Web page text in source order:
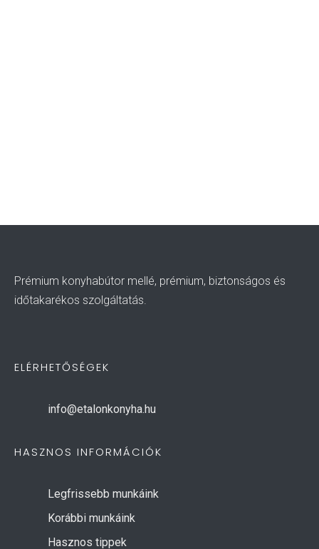
Prémium konyhabútor mellé, prémium, biztonságos és
időtakarékos szolgáltatás.
ELÉRHETŐSÉGEK
info@etalonkonyha.hu
HASZNOS INFORMÁCIÓK
Legfrissebb munkáink
Korábbi munkáink
Hasznos tippek